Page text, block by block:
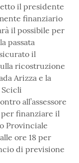
il presidente
finanziario
il possibile per
passata
il
ricostruzione
Arizza e la
all’assessore
finanziare il
Provinciale
ore 18 per
di previsione